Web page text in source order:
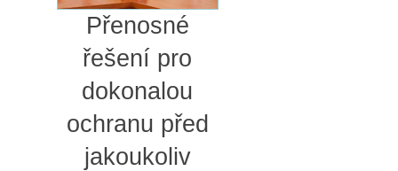
Přenosné
řešení pro
dokonalou
ochranu před
jakoukoliv